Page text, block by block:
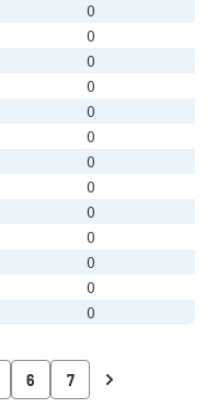
0
0
0
0
0
0
0
0
0
0
0
0
0
6 7